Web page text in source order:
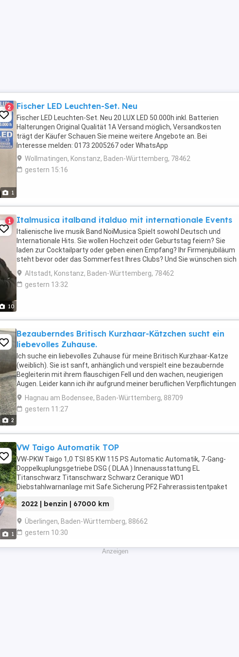
1
2 Fischer LED Leuchten-Set. Neu
Fischer LED Leuchten-Set. Neu 20 LUX LED 50.000h inkl. Batterien
Halterungen Original Qualität 1A Versand möglich, Versandkosten
trägt der Käufer Schauen Sie meine weitere Angebote an. Bei
Interesse melden: 0173 2005267 oder WhatsApp
Wollmatingen, Konstanz, Baden-Württemberg, 78462
gestern 15:16
10
1 Italmusica italband italduo mit internationale Events
Italienische live musik Band NoiMusica Spielt sowohl Deutsch und
Internationale Hits. Sie wollen Hochzeit oder Geburtstag feiern? Sie
laden zur Cocktailparty oder geben einen Empfang? Ihr Firmenjubiläum
steht bevor oder das Sommerfest Ihres Clubs? Und Sie wünschen sich
dazu Musik, die diesem besonderen ...
Altstadt, Konstanz, Baden-Württemberg, 78462
gestern 13:32
2
Bezauberndes Britisch Kurzhaar-Kätzchen sucht ein
liebevolles Zuhause.
Ich suche ein liebevolles Zuhause für meine Britisch Kurzhaar-Katze
(weiblich). Sie ist sanft, anhänglich und verspielt eine bezaubernde
Begleiterin mit ihrem flauschigen Fell und den wachen, neugierigen
Augen. Leider kann ich ihr aufgrund meiner beruflichen Verpflichtungen
nicht die tägliche Aufmerksamkeit ...
Hagnau am Bodensee, Baden-Württemberg, 88709
gestern 11:27
1
VW Taigo Automatik TOP
VW-PKW Taigo 1,0 TSI 85 KW 115 PS Automatic Automatik, 7-Gang-
Doppelkuplungsgetriebe DSG ( DLAA ) Innenausstattung EL
Titanschwarz Titanschwarz Schwarz Ceranique WD1
Diebstahlwarnanlage mit Safe.Sicherung PF2 Fahrerassistentpaket
Sicht-Paket ...
2022 | benzin | 67000 km
Überlingen, Baden-Württemberg, 88662
gestern 10:30
Anzeigen